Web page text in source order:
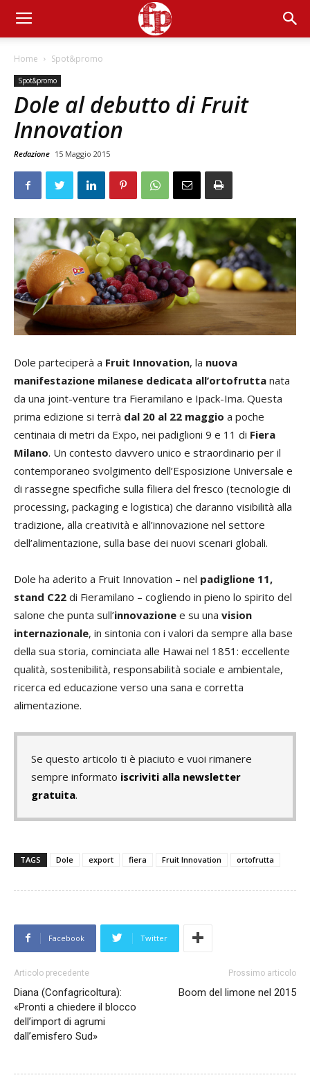
Home Spot&promo
Spot&promo
Dole al debutto di Fruit
Innovation
Redazione 15 Maggio 2015
Dole parteciperà a Fruit Innovation, la nuova
manifestazione milanese dedicata all’ortofrutta nata
da una joint-venture tra Fieramilano e Ipack-Ima. Questa
prima edizione si terrà dal 20 al 22 maggio a poche
centinaia di metri da Expo, nei padiglioni 9 e 11 di Fiera
Milano. Un contesto davvero unico e straordinario per il
contemporaneo svolgimento dell’Esposizione Universale e
di rassegne specifiche sulla filiera del fresco (tecnologie di
processing, packaging e logistica) che daranno visibilità alla
tradizione, alla creatività e all’innovazione nel settore
dell’alimentazione, sulla base dei nuovi scenari globali.
Dole ha aderito a Fruit Innovation – nel padiglione 11,
stand C22 di Fieramilano – cogliendo in pieno lo spirito del
salone che punta sull’innovazione e su una vision
internazionale, in sintonia con i valori da sempre alla base
della sua storia, cominciata alle Hawai nel 1851: eccellente
qualità, sostenibilità, responsabilità sociale e ambientale,
ricerca ed educazione verso una sana e corretta
alimentazione.
Se questo articolo ti è piaciuto e vuoi rimanere
sempre informato iscriviti alla newsletter
gratuita.
TAGS Dole export fiera Fruit Innovation ortofrutta
Facebook Twitter
Articolo precedente
Diana (Confagricoltura):
«Pronti a chiedere il blocco
dell’import di agrumi
dall’emisfero Sud»
Prossimo articolo
Boom del limone nel 2015